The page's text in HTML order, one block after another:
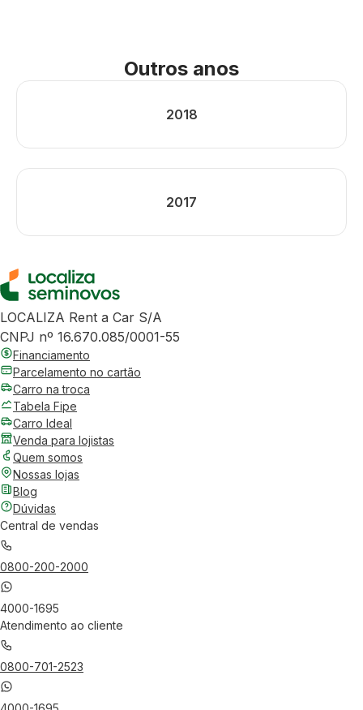
Outros anos
2018
2017
LOCALIZA Rent a Car S/A
CNPJ nº 16.670.085/0001-55
Financiamento
Parcelamento no cartão
Carro na troca
Tabela Fipe
Carro Ideal
Venda para lojistas
Quem somos
Nossas lojas
Blog
Dúvidas
Central de vendas
0800-200-2000
4000-1695
Atendimento ao cliente
0800-701-2523